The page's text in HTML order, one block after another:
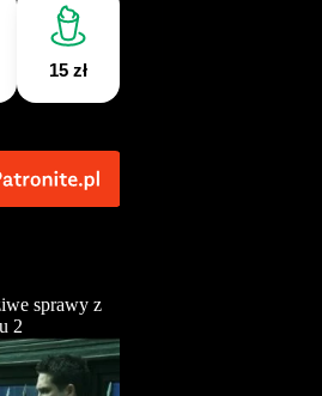
15 zł
sprawy z
2